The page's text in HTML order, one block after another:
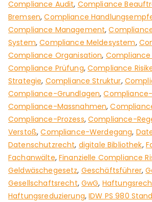
Compliance Audit, Compliance
Bremsen,Compliance
Compliance Management,
System,Compliance Meldesystem,
Compliance Organisation,
Compliance Prüfung,Compliance
Strategie, Compliance Struktur,
Compliance-Grundlagen,
Compliance-Massnahmen,
Compliance-Prozess,Compliance-
Verstoß,Compliance-Werdegang,
Datenschutzrecht, digitale Bibliothek,
Fachanwälte, Finanzielle Compliance
Geldwäschegesetz, Geschäftsführer,
Gesellschaftsrecht,GwG,
Haftungsreduzierung,IDW PS 980